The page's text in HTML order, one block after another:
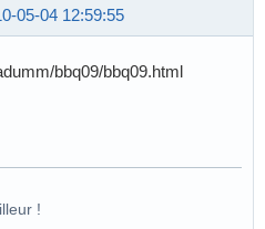
05-04 12:59:55
bbq09/bbq09.html
!